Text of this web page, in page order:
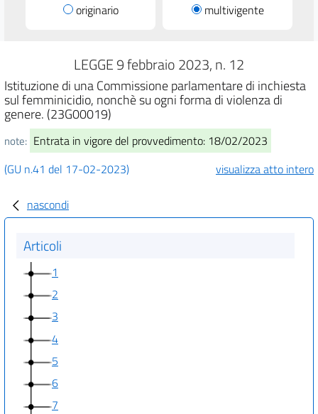
originario multivigente
LEGGE 9 febbraio 2023, n. 12
Istituzione di una Commissione parlamentare di inchiesta
sul femminicidio, nonchè su ogni forma di violenza di
genere. (23G00019)
note: Entrata in vigore del provvedimento: 18/02/2023
(GU n.41 del 17-02-2023)
visualizza atto intero
nascondi
Articoli
1
2
3
4
5
6
7